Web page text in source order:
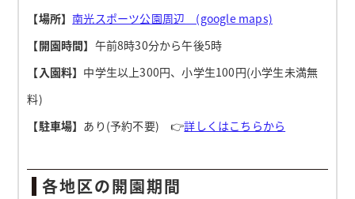
【場所】南光スポーツ公園周辺 (google maps)
【開園時間】 午前8時30分から午後5時
【入園料】 中学生以上300円、小学生100円(小学生未満無
料)
【駐車場】 あり(予約不要) 👉詳しくはこちらから
各地区の開園期間